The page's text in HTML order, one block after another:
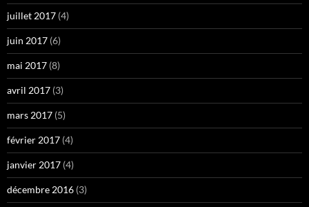
juillet 2017 (4)
juin 2017 (6)
mai 2017 (8)
avril 2017 (3)
mars 2017 (5)
février 2017 (4)
janvier 2017 (4)
décembre 2016 (3)